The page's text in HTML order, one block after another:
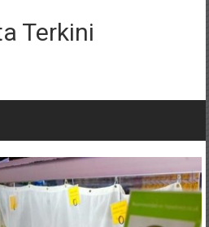
Terkini